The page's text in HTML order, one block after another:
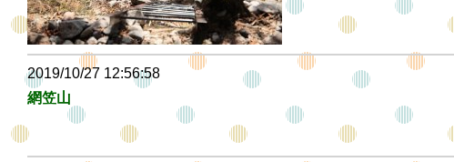
2019/10/27 12:56:58
網笠山